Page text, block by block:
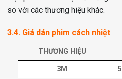
so với các thương hiệu khác.
3.4. Giá dán phim cách nhiệt
THƯƠNG HIỆU
3M